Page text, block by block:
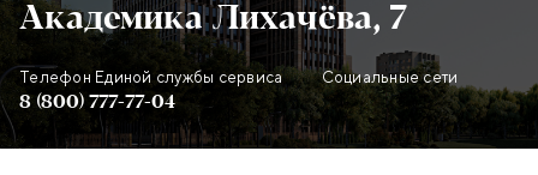
Академика Лихачёва, 7
Контактная информация объекта
Телефон Единой службы сервиса
8 (800) 777-77-04
Социальные сети